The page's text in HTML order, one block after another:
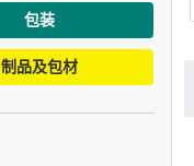
包装
制品及包材